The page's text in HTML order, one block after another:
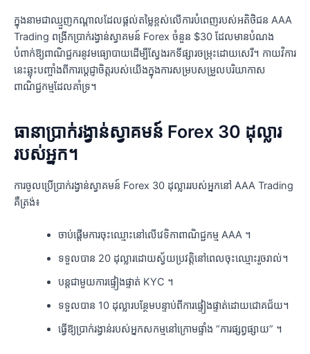
ក្នុងនាមជាឈ្មួញកណ្តាលដែលផ្តល់តម្លៃខ្ពស់លើការបំពេញរបស់អតិថិជន AAA
Trading ពង្រីកប្រាក់រង្វាន់ស្វាគមន៍ Forex ចំនួន $30 ដែលមានបំណង
បំពាក់ឱ្យពាណិជ្ជករនូវមធ្យោបាយដើម្បីស្វែងរកទីផ្សារចម្រុះដោយសេរី។ កាយវិការ
នេះឆ្លុះបញ្ចាំងពីការប្តេជ្ញាចិត្តរបស់យើងក្នុងការសម្របសម្រួលបរិយាកាស
ពាណិជ្ជកម្មដែលគាំទ្រ។
ធានាប្រាក់រង្វាន់ស្វាគមន៍ Forex 30 ដុល្លារ
របស់អ្នក។
ការចូលប្រើប្រាក់រង្វាន់ស្វាគមន៍ Forex 30 ដុល្លាររបស់អ្នកនៅ AAA Trading
គឺត្រង់៖
ចាប់ផ្តើមការចុះឈ្មោះនៅលើវេទិកាពាណិជ្ជកម្ម AAA ។
ទទួលបាន 20 ដុល្លារដោយស្វ័យប្រវត្តិនៅពេលចុះឈ្មោះរួចរាល់។
បន្តជាមួយការផ្ទៀងផ្ទាត់ KYC ។
ទទួលបាន 10 ដុល្លារបន្ថែមបន្ទាប់ពីការផ្ទៀងផ្ទាត់ដោយជោគជ័យ។
ធ្វើឱ្យប្រាក់រង្វាន់របស់អ្នកសកម្មនៅក្រោមផ្ទាំង “ការផ្សព្វផ្សាយ” ។